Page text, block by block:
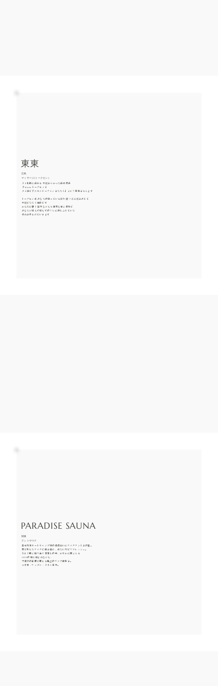
PARADISE SAUNA
関東
テントサウナ
五光牧場オートキャンプ場の清流沿いにサウナテントを設置。
薪で熱したサウナで体を温め、冷たい川でリフレッシュ。
そよぐ風と降り注ぐ日差しの中、かすかに聞こえる
LIVEの音に包まれながら、
大自然の五感で感じる極上のサウナ体験を。
※水着・サンダル・タオル持参。
東東
​広島
マッサージ(トークセン)
タイ北部に伝わる 木槌をつかった伝統療法
「 toksen トークセン 」
タイ語で「エネルギーラインをたたく」という意味をもちます
トークセンは あなたの張っている筋や腱 ツボに杭をあてて
木槌でたたく施術です
からだに響く 軽快ながらも独特な音と振動で
あなたが知らず知らずのうちに押しこめていた
疲れをゆるめていきます